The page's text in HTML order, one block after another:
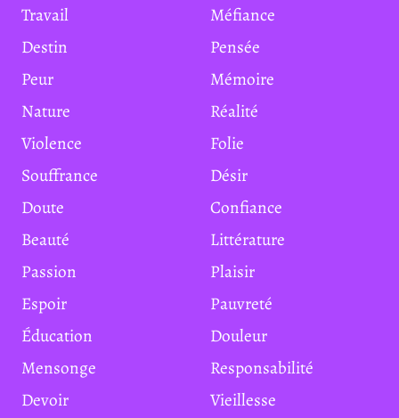
Travail
Méfiance
Destin
Pensée
Peur
Mémoire
Nature
Réalité
Violence
Folie
Souffrance
Désir
Doute
Confiance
Beauté
Littérature
Passion
Plaisir
Espoir
Pauvreté
Éducation
Douleur
Mensonge
Responsabilité
Devoir
Vieillesse